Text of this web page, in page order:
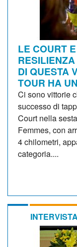
LE COURT
DI QUESTA
TOUR HA
Ci sono vittorie
successo di
Court nella
Femmes, con
4 chilometri,
categoria....
INTERVISTA